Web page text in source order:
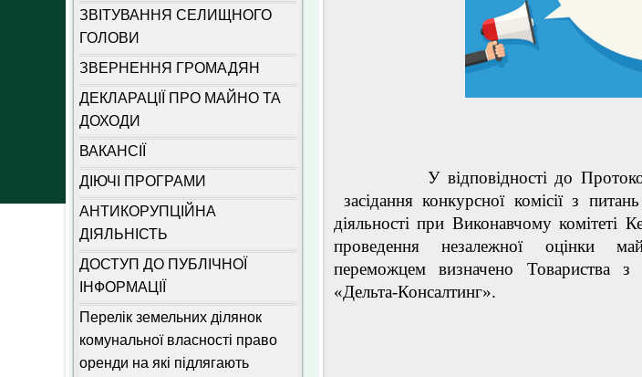
ЗВІТУВАННЯ СЕЛИЩНОГО
ГОЛОВИ
ЗВЕРНЕННЯ ГРОМАДЯН
ДЕКЛАРАЦІЇ ПРО МАЙНО ТА
ДОХОДИ
ВАКАНСІЇ
ДІЮЧІ ПРОГРАМИ
АНТИКОРУПЦІЙНА
ДІЯЛЬНІСТЬ
ДОСТУП ДО ПУБЛІЧНОЇ
ІНФОРМАЦІЇ
Перелік земельних ділянок
комунальної власності право
оренди на які підлягають
У відповідності до Протоколу
засідання конкурсної комісії з
діяльності при Виконавчому комітеті
проведення незалежної оцінки
переможцем визначено Товариства з
«Дельта-Консалтинг».